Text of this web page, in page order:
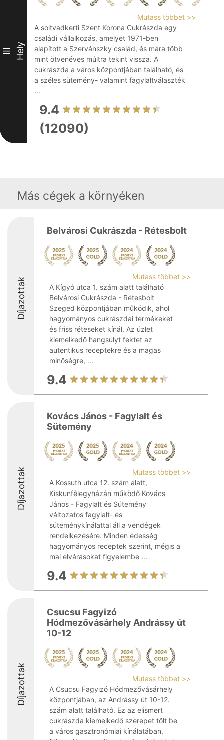
III Hely
Mutass többet >>
A soltvadkerti Szent Korona Cukrászda egy
családi vállalkozás, amelyet 1971-ben
alapított a Szervánszky család, és mára több
mint ötvenéves múltra tekint vissza. A
cukrászda a város központjában található, és
a széles sütemény- valamint fagylaltválaszték
...
9.4
(12090)
Más cégek a környéken
Díjazottak
Belvárosi Cukrászda - Rétesbolt
Mutass többet >>
A Kígyó utca 1. szám alatt található
Belvárosi Cukrászda - Rétesbolt
Szeged központjában működik, ahol
hagyományos cukrászdai termékeket
és friss réteseket kínál. Az üzlet
kiemelkedő hangsúlyt fektet az
autentikus receptekre és a magas
minőségre, ...
9.4
Díjazottak
Kovács János - Fagylalt és
Sütemény
Mutass többet >>
A Kossuth utca 12. szám alatt,
Kiskunfélegyházán működő Kovács
János - Fagylalt és Sütemény
változatos fagylalt- és
süteménykínálattal áll a vendégek
rendelkezésére. Minden édesség
hagyományos receptek szerint, mégis a
mai elvárásokat figyelembe ...
9.4
Díjazottak
Csucsu Fagyizó
Hódmezővásárhely Andrássy út
10-12
Mutass többet >>
A Csucsu Fagyizó Hódmezővásárhely
központjában, az Andrássy út 10-12.
szám alatt található. Ez az elismert
cukrászda kiemelkedő szerepet tölt be
a város gasztronómiai kínálatában,